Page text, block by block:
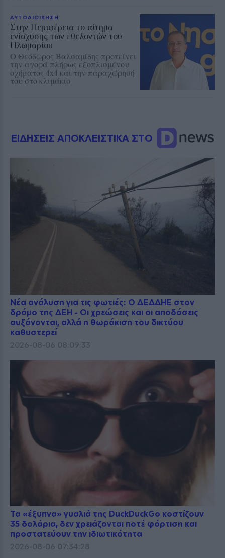
ΑΥΤΟΔΙΟΙΚΗΣΗ
Στην Περιφέρεια το αίτημα
ενίσχυσης των εθελοντών του
Πλωμαρίου
Ο Θεόδωρος Βαλσαμίδης προτείνει
την αγορά πλήρως εξοπλισμένου
οχήματος 4x4 και την παραχώρησή
του στο κλιμάκιο
ΕΙΔΗΣΕΙΣ ΑΠΟΚΛΕΙΣΤΙΚΑ ΣΤΟ
Νέα ανάλυση για τις φωτιές: Ο ΔΕΔΔΗΕ στον
δρόμο της ΔΕΗ - Οι χρεώσεις και οι αποδόσεις
αυξάνονται, αλλά η θωράκιση του δικτύου
καθυστερεί
2026-08-06 08:09:33
Τα «έξυπνα» γυαλιά της DuckDuckGo κοστίζουν
35 δολάρια, δεν χρειάζονται ποτέ φόρτιση και
προστατεύουν την ιδιωτικότητα
2026-08-06 07:34:28